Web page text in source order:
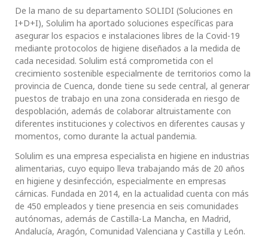
De la mano de su departamento SOLIDI (Soluciones en
I+D+I), Solulim ha aportado soluciones específicas para
asegurar los espacios e instalaciones libres de la Covid-19
mediante protocolos de higiene diseñados a la medida de
cada necesidad. Solulim está comprometida con el
crecimiento sostenible especialmente de territorios como la
provincia de Cuenca, donde tiene su sede central, al generar
puestos de trabajo en una zona considerada en riesgo de
despoblación, además de colaborar altruistamente con
diferentes instituciones y colectivos en diferentes causas y
momentos, como durante la actual pandemia.
Solulim es una empresa especialista en higiene en industrias
alimentarias, cuyo equipo lleva trabajando más de 20 años
en higiene y desinfección, especialmente en empresas
cárnicas. Fundada en 2014, en la actualidad cuenta con más
de 450 empleados y tiene presencia en seis comunidades
autónomas, además de Castilla-La Mancha, en Madrid,
Andalucía, Aragón, Comunidad Valenciana y Castilla y León.